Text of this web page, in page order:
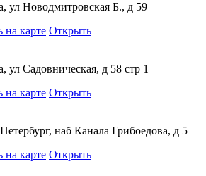
ул Новодмитровская Б., д 59
на карте Открыть
ул Садовническая, д 58 стр 1
на карте Открыть
наб Канала Грибоедова, д 5
на карте Открыть